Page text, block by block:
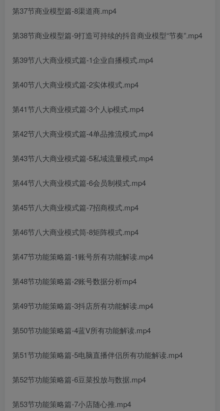
第37节商业模型篇-8渠道商.mp4
第38节商业模型篇-9打造可持续的抖音商业模型“节奏”.mp4
第39节八大商业模式篇-1企业自播模式.mp4
第40节八大商业模式篇-2实体模式.mp4
第41节八大商业模式篇-3个人ip模式.mp4
第42节八大商业模式篇-4单品推流模式.mp4
第43节八大商业模式篇-5私域流量模式.mp4
第44节八大商业模式篇-6会员制模式.mp4
第45节八大商业模式篇-7招商模式.mp4
第46节八大商业模式筒-8矩阵模式.mp4
第47节功能策略篇-1账号所有功能解读.mp4
第48节功能策略篇-2账号数据分析mp4
第49节功能策略篇-3抖店所有功能解读.mp4
第50节功能策略篇-4蓝V所有功能解读.mp4
第51节功能策略篇-5电脑直播伴侣所有功能解读.mp4
第52节功能策略篇-6豆菜投放与数据.mp4
第53节功能策略篇-7小店随心推.mp4